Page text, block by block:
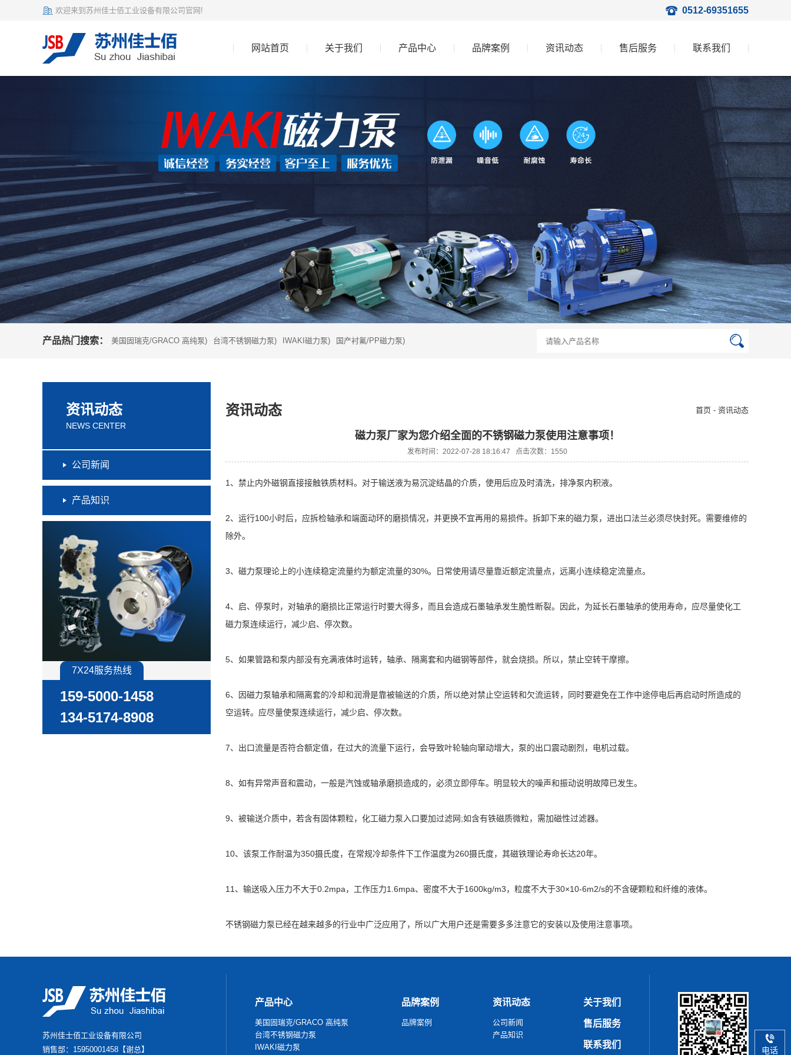
欢迎来到苏州佳士佰工业设备有限公司官网! 0512-69351655
网站首页 关于我们 产品中心 品牌案例 资讯动态 售后服务 联系我们
产品热门搜索： 美国固瑞克/GRACO 高纯泵) 台湾不锈钢磁力泵) IWAKI磁力泵) 国产衬氟/PP磁力泵)
资讯动态
NEWS CENTER
公司新闻
产品知识
7X24服务热线
159-5000-1458
134-5174-8908
资讯动态 首页 - 资讯动态
磁力泵厂家为您介绍全面的不锈钢磁力泵使用注意事项！
发布时间：2022-07-28 18:16:47 点击次数：1550
1、禁止内外磁钢直接接触铁质材料。对于输送液为易沉淀结晶的介质，使用后应及时清洗，排净泵内积液。
2、运行100小时后，应拆检轴承和端面动环的磨损情况，并更换不宜再用的易损件。拆卸下来的磁力泵，进出口法兰必须尽快封死。需要维修的
除外。
3、磁力泵理论上的小连续稳定流量约为额定流量的30%。日常使用请尽量靠近额定流量点，远离小连续稳定流量点。
4、启、停泵时，对轴承的磨损比正常运行时要大得多，而且会造成石墨轴承发生脆性断裂。因此，为延长石墨轴承的使用寿命，应尽量使化工
磁力泵连续运行，减少启、停次数。
5、如果管路和泵内部没有充满液体时运转，轴承、隔离套和内磁钢等部件，就会烧损。所以，禁止空转干摩擦。
6、因磁力泵轴承和隔离套的冷却和润滑是靠被输送的介质，所以绝对禁止空运转和欠流运转，同时要避免在工作中途停电后再启动时所造成的
空运转。应尽量使泵连续运行，减少启、停次数。
7、出口流量是否符合额定值，在过大的流量下运行，会导致叶轮轴向窜动增大，泵的出口震动剧烈，电机过载。
8、如有异常声音和震动，一般是汽蚀或轴承磨损造成的，必须立即停车。明显较大的噪声和振动说明故障已发生。
9、被输送介质中，若含有固体颗粒，化工磁力泵入口要加过滤网;如含有铁磁质微粒，需加磁性过滤器。
10、该泵工作耐温为350摄氏度，在常规冷却条件下工作温度为260摄氏度，其磁铁理论寿命长达20年。
11、输送吸入压力不大于0.2mpa，工作压力1.6mpa、密度不大于1600kg/m3，粒度不大于30×10-6m2/s的不含硬颗粒和纤维的液体。
不锈钢磁力泵已经在越来越多的行业中广泛应用了，所以广大用户还是需要多多注意它的安装以及使用注意事项。
苏州佳士佰工业设备有限公司
销售部：15950001458【谢总】
产品中心
美国固瑞克/GRACO 高纯泵
台湾不锈钢磁力泵
IWAKI磁力泵
品牌案例
品牌案例
资讯动态
公司新闻
产品知识
关于我们
售后服务
联系我们
电话